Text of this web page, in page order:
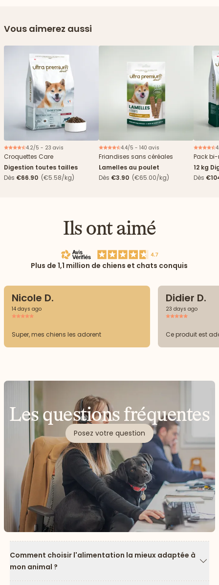
Vous aimerez aussi
4.2/5 - 23 avis
Croquettes Care
Digestion toutes tailles
Dès €66.90 (€5.58/kg)
4.4/5 - 140 avis
Friandises sans céréales
Lamelles au poulet
Dès €3.90 (€65.00/kg)
Pack
12 kg
boîtes
Dès
Ils ont aimé
Plus de 1,1 million de chiens et chats conquis
Nicole D.
14 days ago
Super, mes chiens les adorent
Didier D.
23 days ago
Ce produit est
Les questions fréquentes
Posez votre question
Comment choisir l'alimentation la mieux adaptée à
mon animal ?